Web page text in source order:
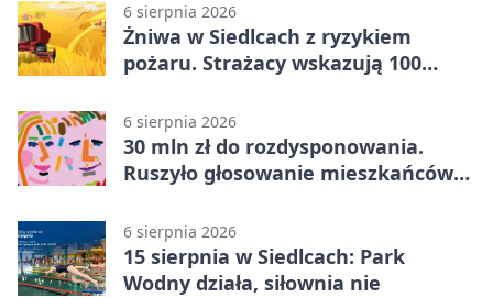
6 sierpnia 2026
Żniwa w Siedlcach z ryzykiem
pożaru. Strażacy wskazują 100
6 sierpnia 2026
30 mln zł do rozdysponowania.
Ruszyło głosowanie mieszkańców
6 sierpnia 2026
15 sierpnia w Siedlcach: Park
Wodny działa, siłownia nie